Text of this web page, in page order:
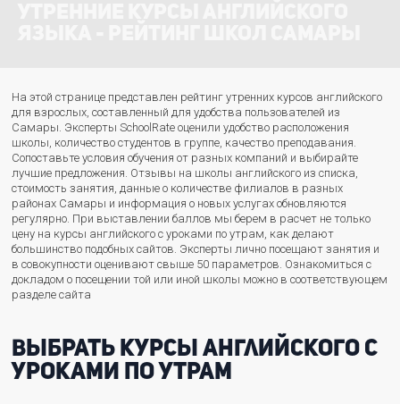
На этой странице представлен рейтинг утренних курсов английского
для взрослых, составленный для удобства пользователей из
Самары. Эксперты SchoolRate оценили удобство расположения
школы, количество студентов в группе, качество преподавания.
Сопоставьте условия обучения от разных компаний и выбирайте
лучшие предложения. Отзывы на школы английского из списка,
стоимость занятия, данные о количестве филиалов в разных
районах Самары и информация о новых услугах обновляются
регулярно. При выставлении баллов мы берем в расчет не только
цену на курсы английского с уроками по утрам, как делают
большинство подобных сайтов. Эксперты лично посещают занятия и
в совокупности оценивают свыше 50 параметров. Ознакомиться с
докладом о посещении той или иной школы можно в соответствующем
разделе сайта
Выбрать курсы английского с
уроками по утрам